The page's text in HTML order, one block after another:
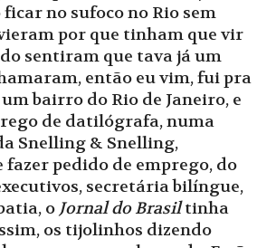
no sufoco no Rio sem
por que tinham que vir
sentiram que tava já um
então eu vim, fui pra
bairro do Rio de Janeiro, e
de datilógrafa, numa
Snelling & Snelling,
fazer pedido de emprego, do
secretária bilíngue,
o Jornal do Brasiltinha
os tijolinhos dizendo